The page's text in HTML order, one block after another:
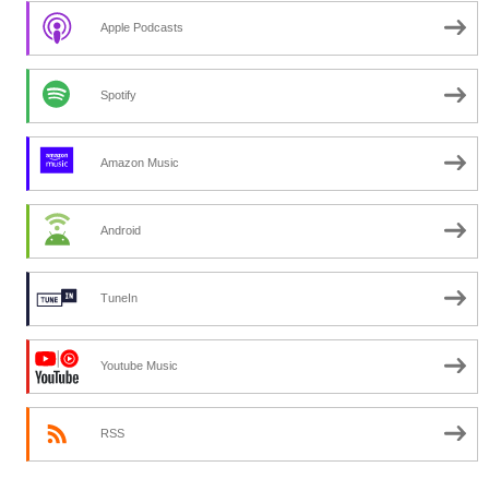
Apple Podcasts
Spotify
Amazon Music
Android
TuneIn
Youtube Music
RSS